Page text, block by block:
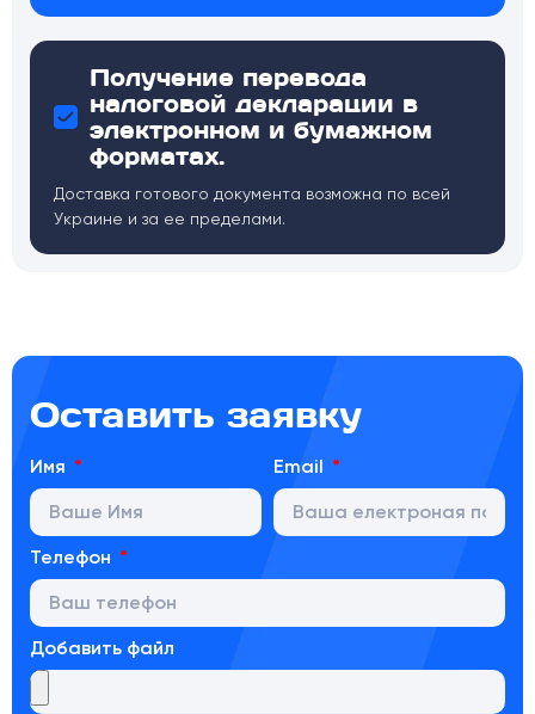
Получение перевода
налоговой декларации в
электронном и бумажном
форматах.
Доставка готового документа возможна по всей
Украине и за ее пределами.
Оставить заявку
Имя Email
Телефон
Добавить файл